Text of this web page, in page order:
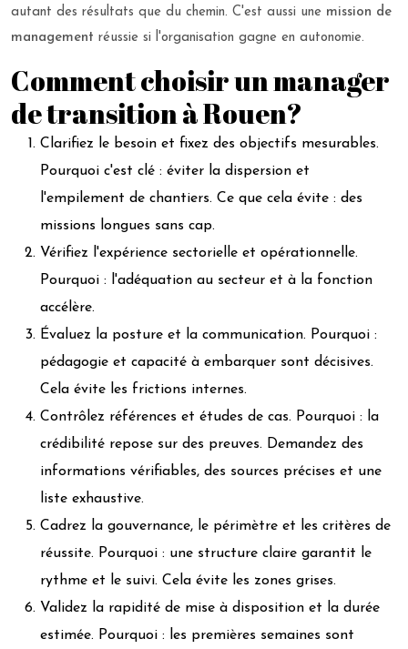
autant des résultats que du chemin. C'est aussi une mission de
management réussie si l'organisation gagne en autonomie.
Comment choisir un manager
de transition à Rouen?
Clarifiez le besoin et fixez des objectifs mesurables.
Pourquoi c'est clé : éviter la dispersion et
l'empilement de chantiers. Ce que cela évite : des
missions longues sans cap.
Vérifiez l'expérience sectorielle et opérationnelle.
Pourquoi : l'adéquation au secteur et à la fonction
accélère.
Évaluez la posture et la communication. Pourquoi :
pédagogie et capacité à embarquer sont décisives.
Cela évite les frictions internes.
Contrôlez références et études de cas. Pourquoi : la
crédibilité repose sur des preuves. Demandez des
informations vérifiables, des sources précises et une
liste exhaustive.
Cadrez la gouvernance, le périmètre et les critères de
réussite. Pourquoi : une structure claire garantit le
rythme et le suivi. Cela évite les zones grises.
Validez la rapidité de mise à disposition et la durée
estimée. Pourquoi : les premières semaines sont